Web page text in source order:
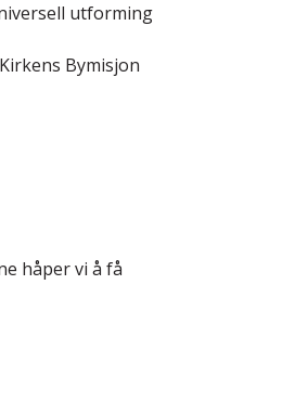
utforming
Bymisjon
håper vi å få